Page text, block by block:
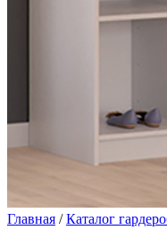
Главная /Каталог